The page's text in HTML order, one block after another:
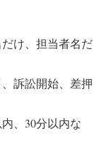
だけ、担当者名だ
、訴訟開始、差押
、30分以内な